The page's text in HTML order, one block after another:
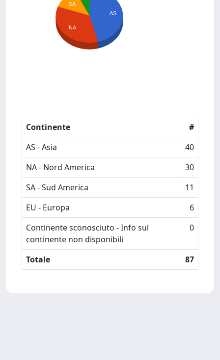
AS
SA
NA
Continente
#
AS - Asia
40
NA - Nord America
30
SA - Sud America
11
EU - Europa
6
Continente sconosciuto - Info sul
continente non disponibili
0
Totale 87